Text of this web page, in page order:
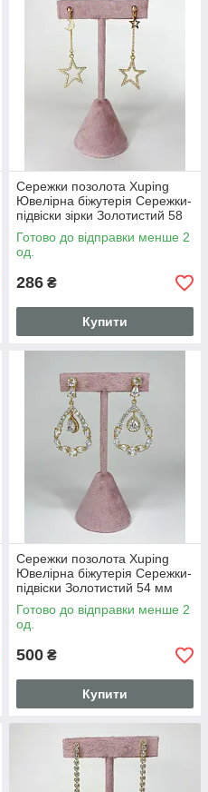
Сережки позолота Xuping
Ювелірна біжутерія Сережки-
підвіски зірки Золотистий 58
мм S15279
Готово до відправки менше 2
од.
286 ₴
Купити
Сережки позолота Xuping
Ювелірна біжутерія Сережки-
підвіски Золотистий 54 мм
S15274
Готово до відправки менше 2
од.
500 ₴
Купити